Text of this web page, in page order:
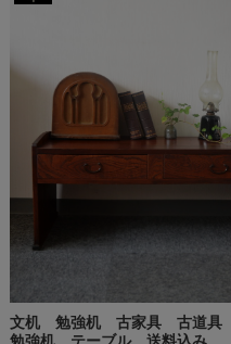
文机 勉強机 古家具 古道具